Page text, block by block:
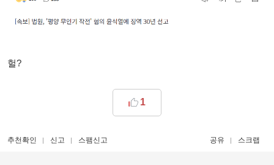
헐?
1
추천확인 신고 스팸신고 공유 스크랩